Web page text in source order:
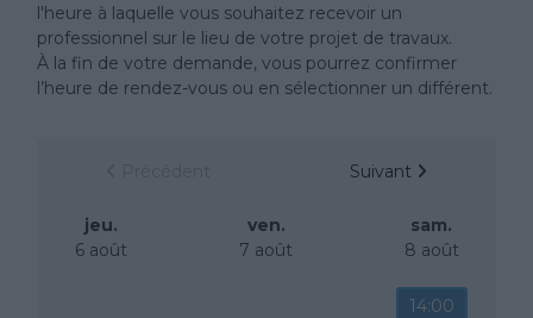
l'heure à laquelle vous souhaitez recevoir un
professionnel sur le lieu de votre projet de travaux.
À la fin de votre demande, vous pourrez confirmer
l’heure de rendez-vous ou en sélectionner un différent.
Suivant
jeu.
6 août
ven.
7 août
sam.
8 août
14:00